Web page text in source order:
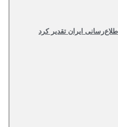
ایران تقدیر کرد